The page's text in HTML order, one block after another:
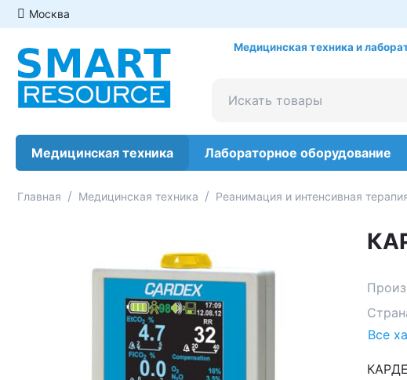
Москва
Медицинская техника и
Медицинская техника Лабораторное оборудование
Главная / Медицинская техника / Реанимация и интенсивная
Все